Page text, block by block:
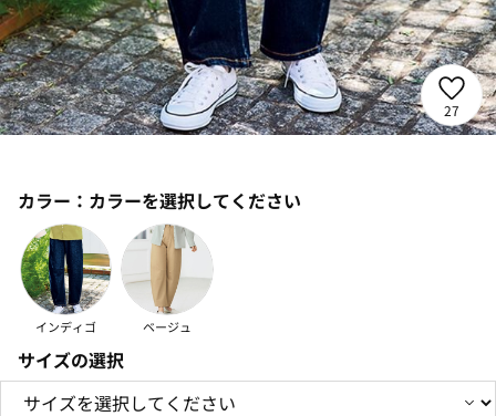
27
カラー： カラーを選択してください
インディゴ ベージュ
サイズの選択